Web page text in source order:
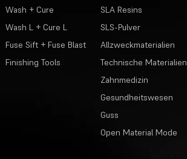
Wash + Cure
Wash L + Cure L
Fuse Sift + Fuse Blast
Finishing Tools
SLA Resins
SLS-Pulver
Allzweckmaterialien
Technische Materialien
Zahnmedizin
Gesundheitswesen
Guss
Open Material Mode